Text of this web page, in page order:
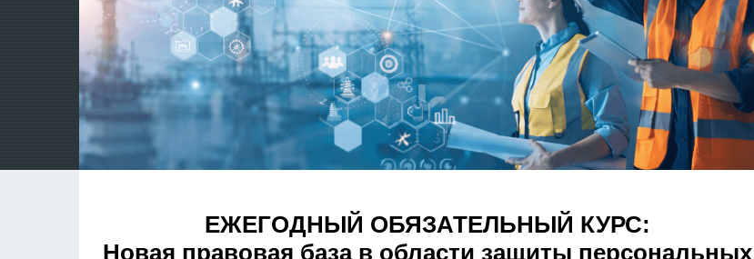
ЕЖЕГОДНЫЙ ОБЯЗАТЕЛЬНЫЙ КУРС:
Новая правовая база в области защиты персональных